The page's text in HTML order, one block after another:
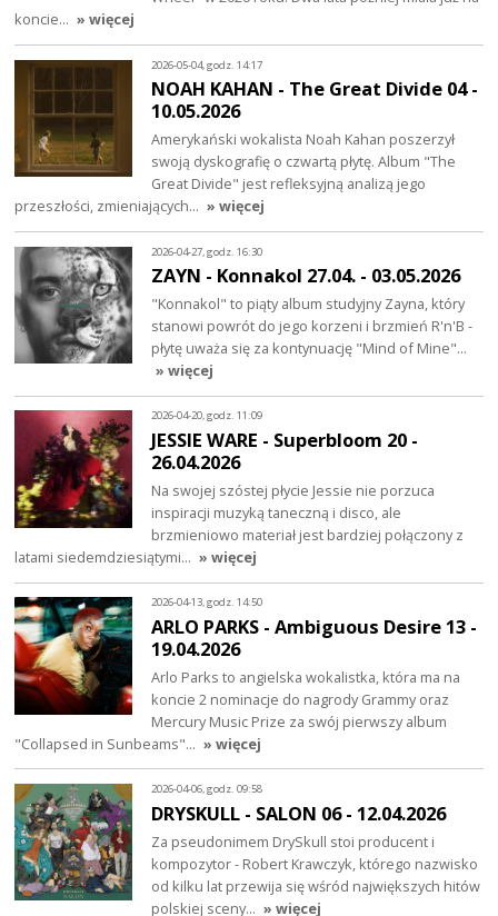
koncie… » więcej
2026-05-04, godz. 14:17
NOAH KAHAN - The Great Divide 04 -
10.05.2026
Amerykański wokalista Noah Kahan poszerzył
swoją dyskografię o czwartą płytę. Album "The
Great Divide" jest refleksyjną analizą jego
przeszłości, zmieniających… » więcej
2026-04-27, godz. 16:30
ZAYN - Konnakol 27.04. - 03.05.2026
"Konnakol" to piąty album studyjny Zayna, który
stanowi powrót do jego korzeni i brzmień R'n'B -
płytę uważa się za kontynuację "Mind of Mine"…
» więcej
2026-04-20, godz. 11:09
JESSIE WARE - Superbloom 20 -
26.04.2026
Na swojej szóstej płycie Jessie nie porzuca
inspiracji muzyką taneczną i disco, ale
brzmieniowo materiał jest bardziej połączony z
latami siedemdziesiątymi… » więcej
2026-04-13, godz. 14:50
ARLO PARKS - Ambiguous Desire 13 -
19.04.2026
Arlo Parks to angielska wokalistka, która ma na
koncie 2 nominacje do nagrody Grammy oraz
Mercury Music Prize za swój pierwszy album
"Collapsed in Sunbeams"… » więcej
2026-04-06, godz. 09:58
DRYSKULL - SALON 06 - 12.04.2026
Za pseudonimem DrySkull stoi producent i
kompozytor - Robert Krawczyk, którego nazwisko
od kilku lat przewija się wśród największych hitów
polskiej sceny… » więcej